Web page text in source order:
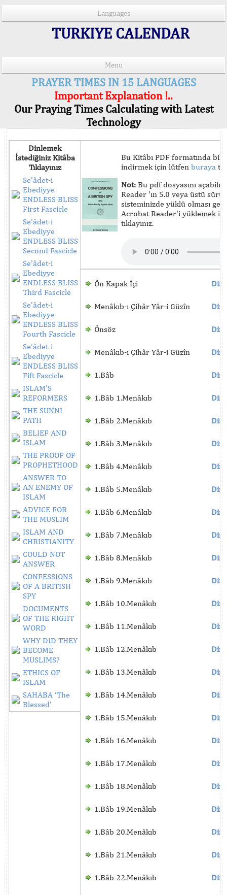
Languages
TURKIYE CALENDAR
Menu
PRAYER TIMES IN 15 LANGUAGES
Important Explanation !..
Our Praying Times Calculating with Latest
Technology
Dinlemek
İstediğiniz Kitâba
Tıklayınız
Se'âdet-i
Ebediyye
ENDLESS BLISS
First Fascicle
Se'âdet-i
Ebediyye
ENDLESS BLISS
Second Fascicle
Se'âdet-i
Ebediyye
ENDLESS BLISS
Third Fascicle
Se'âdet-i
Ebediyye
ENDLESS BLISS
Fourth Fascicle
Se'âdet-i
Ebediyye
ENDLESS BLISS
Fift Fascicle
ISLAM'S
REFORMERS
THE SUNNI
PATH
BELIEF AND
ISLAM
THE PROOF OF
PROPHETHOOD
ANSWER TO
AN ENEMY OF
ISLAM
ADVICE FOR
THE MUSLIM
ISLAM AND
CHRISTIANITY
COULD NOT
ANSWER
CONFESSIONS
OF A BRITISH
SPY
DOCUMENTS
OF THE RIGHT
WORD
WHY DID THEY
BECOME
MUSLIMS?
ETHICS OF
ISLAM
SAHABA ‘The
Blessed’
Bu Kitâbı PDF formatında
indirmek için lütfen buraya
Not: Bu pdf dosyasını
Reader 'ın 5.0 veya üstü
sisteminizde yüklü olması
Acrobat Reader'i yüklemek
tıklayınız.
Ön Kapak İçi
Menâkıb-ı Çihâr Yâr-i Güzîn
Önsöz
Menâkıb-ı Çihâr Yâr-i Güzîn
1.Bâb
1.Bâb 1.Menâkıb
1.Bâb 2.Menâkıb
1.Bâb 3.Menâkıb
1.Bâb 4.Menâkıb
1.Bâb 5.Menâkıb
1.Bâb 6.Menâkıb
1.Bâb 7.Menâkıb
1.Bâb 8.Menâkıb
1.Bâb 9.Menâkıb
1.Bâb 10.Menâkıb
1.Bâb 11.Menâkıb
1.Bâb 12.Menâkıb
1.Bâb 13.Menâkıb
1.Bâb 14.Menâkıb
1.Bâb 15.Menâkıb
1.Bâb 16.Menâkıb
1.Bâb 17.Menâkıb
1.Bâb 18.Menâkıb
1.Bâb 19.Menâkıb
1.Bâb 20.Menâkıb
1.Bâb 21.Menâkıb
1.Bâb 22.Menâkıb